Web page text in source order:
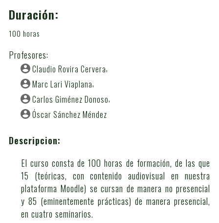
Duración:
100 horas
Profesores:
Claudio Rovira Cervera
Marc Lari Viaplana
Carlos Giménez Donoso
Óscar Sánchez Méndez
Descripcion:
El curso consta de 100 horas de formación, de las que
15 (teóricas, con contenido audiovisual en nuestra
plataforma Moodle) se cursan de manera no presencial
y 85 (eminentemente prácticas) de manera presencial,
en cuatro seminarios.